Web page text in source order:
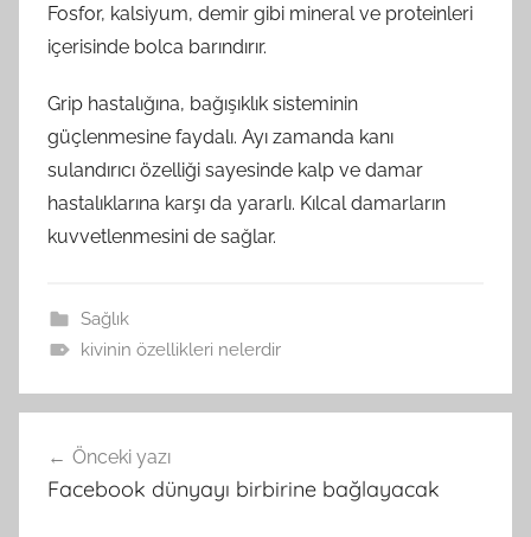
Fosfor, kalsiyum, demir gibi mineral ve proteinleri
içerisinde bolca barındırır.
Grip hastalığına, bağışıklık sisteminin
güçlenmesine faydalı. Ayı zamanda kanı
sulandırıcı özelliği sayesinde kalp ve damar
hastalıklarına karşı da yararlı. Kılcal damarların
kuvvetlenmesini de sağlar.
Sağlık
kivinin özellikleri nelerdir
gezinmesi
Önceki yazı
Facebook dünyayı birbirine bağlayacak